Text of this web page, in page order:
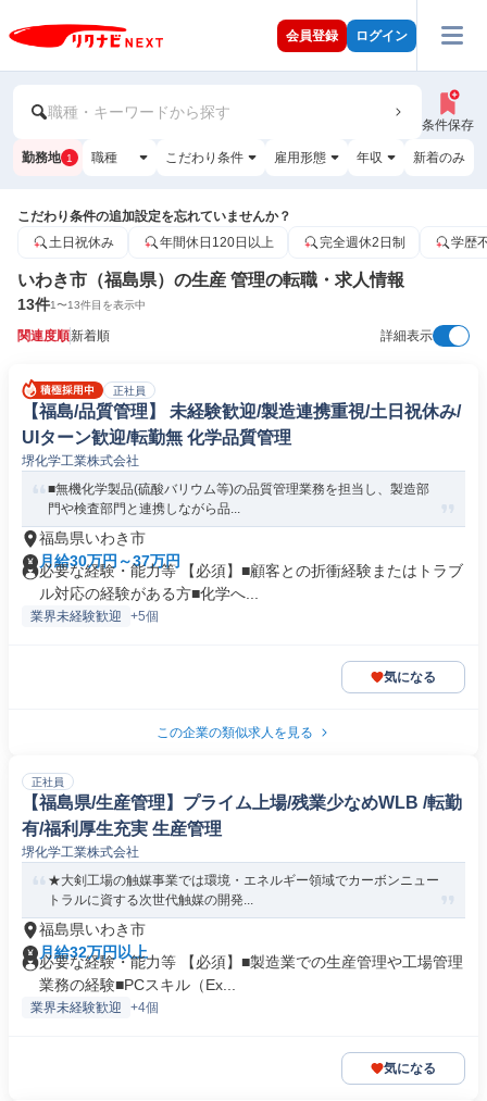
会員登録 ログイン
職種・キーワードから探す
条件保存
勤務地 1 職種 こだわり条件 雇用形態 年収 新着のみ
こだわり条件の追加設定を忘れていませんか？
土日祝休み
年間休日120日以上 完全週休2日制 学歴
いわき市（福島県）の生産 管理の転職・求人情報
13件1〜13件目を表示中
関連度順新着順 詳細表示
正社員
【福島/品質管理】 未経験歓迎/製造連携重視/土日祝休み/
UIターン歓迎/転勤無 化学品質管理
堺化学工業株式会社
■無機化学製品(硫酸バリウム等)の品質管理業務を担当し、製造部
門や検査部門と連携しながら品...
福島県いわき市
月給30万円～37万円
必要な経験・能力等 【必須】■顧客との折衝経験またはトラブ
ル対応の経験がある方■化学へ...
業界未経験歓迎 +5個
気になる
この企業の類似求人を見る
正社員
【福島県/生産管理】プライム上場/残業少なめWLB /転勤
有/福利厚生充実 生産管理
堺化学工業株式会社
★大剣工場の触媒事業では環境・エネルギー領域でカーボンニュー
トラルに資する次世代触媒の開発...
福島県いわき市
月給32万円以上
必要な経験・能力等 【必須】■製造業での生産管理や工場管理
業務の経験■PCスキル（Ex...
業界未経験歓迎 +4個
気になる